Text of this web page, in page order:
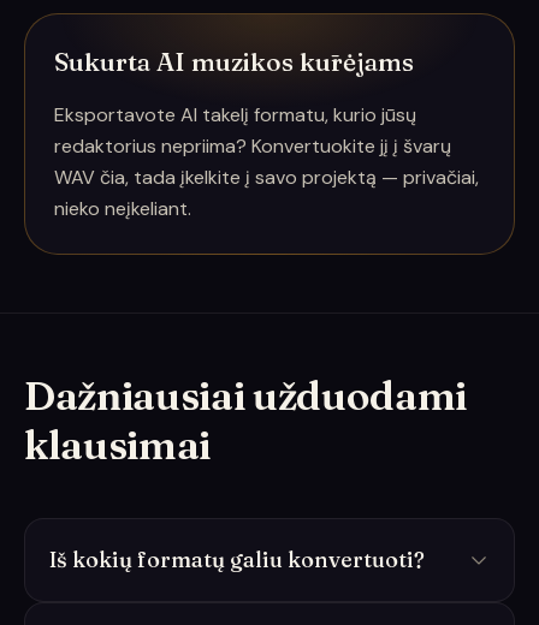
Sukurta AI muzikos kūrėjams
Eksportavote AI takelį formatu, kurio jūsų
redaktorius nepriima? Konvertuokite jį į švarų
WAV čia, tada įkelkite į savo projektą — privačiai,
nieko neįkeliant.
Dažniausiai užduodami
klausimai
Iš kokių formatų galiu konvertuoti?